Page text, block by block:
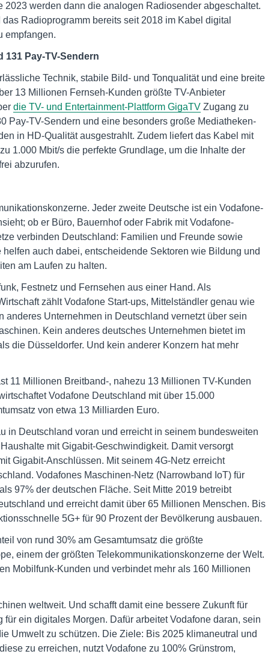
2023 werden dann die analogen Radiosender abgeschaltet.
Radioprogramm bereits seit 2018 im Kabel digital
empfangen.
131 Pay-TV-Sendern
Technik, stabile Bild- und Tonqualität und eine breite
13 Millionen Fernseh-Kunden größte TV-Anbieter
die TV- und Entertainment-Plattform GigaTV Zugang zu
Pay-TV-Sendern und eine besonders große Mediatheken-
in HD-Qualität ausgestrahlt. Zudem liefert das Kabel mit
1.000 Mbit/s die perfekte Grundlage, um die Inhalte der
abzurufen.
Jeder zweite Deutsche ist ein Vodafone-
ob er Büro, Bauernhof oder Fabrik mit Vodafone-
verbinden Deutschland: Familien und Freunde sowie
auch dabei, entscheidende Sektoren wie Bildung und
am Laufen zu halten.
Festnetz und Fernsehen aus einer Hand. Als
zählt Vodafone Start-ups, Mittelständler genau wie
anderes Unternehmen in Deutschland vernetzt über sein
Kein anderes deutsches Unternehmen bietet im
die Düsseldorfer. Und kein anderer Konzern hat mehr
11 Millionen Breitband-, nahezu 13 Millionen TV-Kunden
Vodafone Deutschland mit über 15.000
von etwa 13 Milliarden Euro.
in Deutschland voran und erreicht in seinem bundesweiten
mit Gigabit-Geschwindigkeit. Damit versorgt
Gigabit-Anschlüssen. Mit seinem 4G-Netz erreicht
Vodafones Maschinen-Netz (Narrowband IoT) für
97% der deutschen Fläche. Seit Mitte 2019 betreibt
und erreicht damit über 65 Millionen Menschen. Bis
5G+ für 90 Prozent der Bevölkerung ausbauen.
von rund 30% am Gesamtumsatz die größte
einem der größten Telekommunikationskonzerne der Welt.
Mobilfunk-Kunden und verbindet mehr als 160 Millionen
weltweit. Und schafft damit eine bessere Zukunft für
ein digitales Morgen. Dafür arbeitet Vodafone daran, sein
Umwelt zu schützen. Die Ziele: Bis 2025 klimaneutral und
zu erreichen, nutzt Vodafone zu 100% Grünstrom,